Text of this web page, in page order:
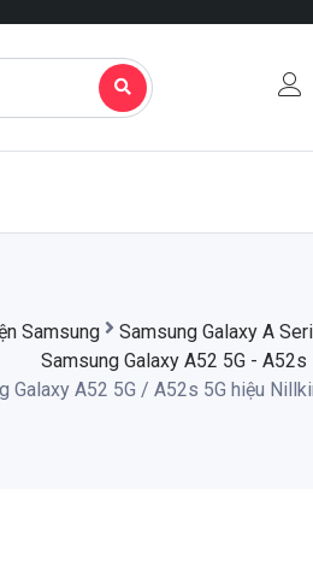
Samsung
Samsung Galaxy A
Samsung Galaxy A52 5G - A52s
Galaxy A52 5G / A52s 5G hiệu